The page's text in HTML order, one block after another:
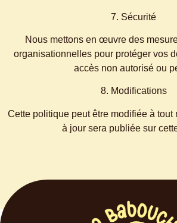
7. Sécurité
Nous mettons en œuvre des
organisationnelles pour protéger vos
accès non autorisé ou
8. Modifications
Cette politique peut être modifiée à tout
à jour sera publiée sur